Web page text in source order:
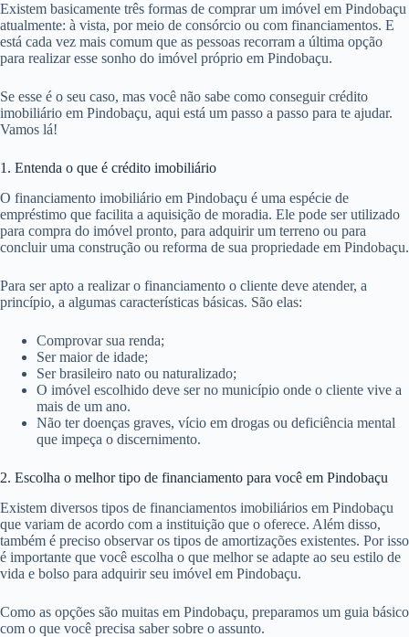
Existem basicamente três formas de comprar um imóvel em Pindobaçu
atualmente: à vista, por meio de consórcio ou com financiamentos. E
está cada vez mais comum que as pessoas recorram a última opção
para realizar esse sonho do imóvel próprio em Pindobaçu.
Se esse é o seu caso, mas você não sabe como conseguir crédito
imobiliário em Pindobaçu, aqui está um passo a passo para te ajudar.
Vamos lá!
1. Entenda o que é crédito imobiliário
O financiamento imobiliário em Pindobaçu é uma espécie de
empréstimo que facilita a aquisição de moradia. Ele pode ser utilizado
para compra do imóvel pronto, para adquirir um terreno ou para
concluir uma construção ou reforma de sua propriedade em Pindobaçu.
Para ser apto a realizar o financiamento o cliente deve atender, a
princípio, a algumas características básicas. São elas:
Comprovar sua renda;
Ser maior de idade;
Ser brasileiro nato ou naturalizado;
O imóvel escolhido deve ser no município onde o cliente vive a
mais de um ano.
Não ter doenças graves, vício em drogas ou deficiência mental
que impeça o discernimento.
2. Escolha o melhor tipo de financiamento para você em Pindobaçu
Existem diversos tipos de financiamentos imobiliários em Pindobaçu
que variam de acordo com a instituição que o oferece. Além disso,
também é preciso observar os tipos de amortizações existentes. Por isso
é importante que você escolha o que melhor se adapte ao seu estilo de
vida e bolso para adquirir seu imóvel em Pindobaçu.
Como as opções são muitas em Pindobaçu, preparamos um guia básico
com o que você precisa saber sobre o assunto.